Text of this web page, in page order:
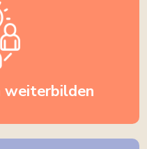
weiterbilden